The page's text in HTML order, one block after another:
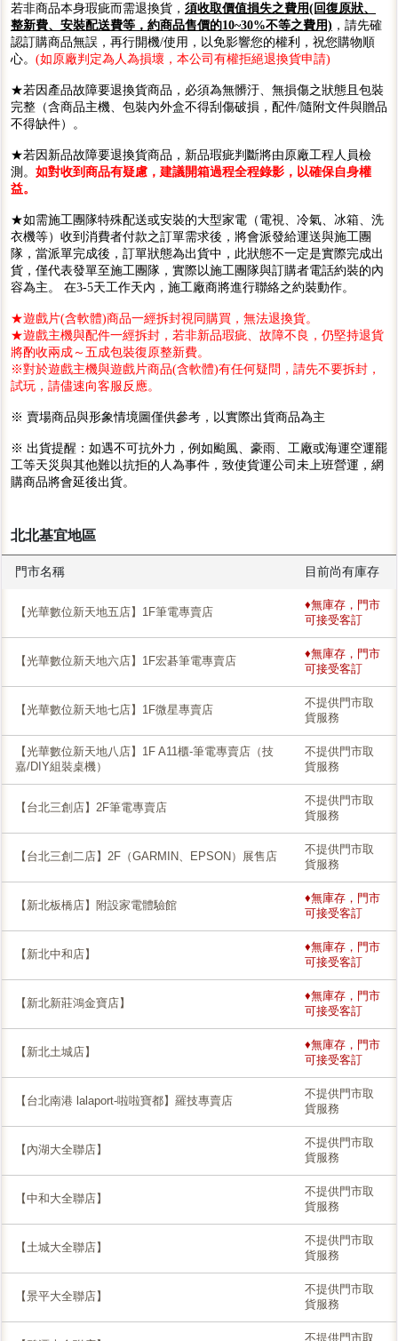
若非商品本身瑕疵而需退換貨， 須收取價值損失之費用(回復原狀、
整新費、安裝配送費等，約商品售價的10~30%不等之費用) ，請先確
認訂購商品無誤，再行開機/使用，以免影響您的權利，祝您購物順
心。 (如原廠判定為人為損壞，本公司有權拒絕退換貨申請)
★若因產品故障要退換貨商品，必須為無髒汙、無損傷之狀態且包裝
完整（含商品主機、包裝內外盒不得刮傷破損，配件/隨附文件與贈品
不得缺件）。
★若因新品故障要退換貨商品，新品瑕疵判斷將由原廠工程人員檢
測。 如對收到商品有疑慮，建議開箱過程全程錄影，以確保自身權
益。
★如需施工團隊特殊配送或安裝的大型家電（電視、冷氣、冰箱、洗
衣機等）收到消費者付款之訂單需求後，將會派發給運送與施工團
隊，當派單完成後，訂單狀態為出貨中，此狀態不一定是實際完成出
貨，僅代表發單至施工團隊，實際以施工團隊與訂購者電話約裝的內
容為主。 在3-5天工作天內，施工廠商將進行聯絡之約裝動作。
★遊戲片(含軟體)商品一經拆封視同購買，無法退換貨。
★遊戲主機與配件一經拆封，若非新品瑕疵、故障不良，仍堅持退貨
將酌收兩成～五成包裝復原整新費。
※對於遊戲主機與遊戲片商品(含軟體)有任何疑問，請先不要拆封，
試玩，請儘速向客服反應。
※ 賣場商品與形象情境圖僅供參考，以實際出貨商品為主
※ 出貨提醒：如遇不可抗外力，例如颱風、豪雨、工廠或海運空運罷
工等天災與其他難以抗拒的人為事件，致使貨運公司未上班營運，網
購商品將會延後出貨。
北北基宜地區
門市名稱 目前尚有庫存
【光華數位新天地五店】1F筆電專賣店
♦無庫存，門市
可接受客訂
【光華數位新天地六店】1F宏碁筆電專賣店
♦無庫存，門市
可接受客訂
【光華數位新天地七店】1F微星專賣店
不提供門市取
貨服務
【光華數位新天地八店】1F A11櫃-筆電專賣店（技
嘉/DIY組裝桌機）
不提供門市取
貨服務
【台北三創店】2F筆電專賣店
不提供門市取
貨服務
【台北三創二店】2F（GARMIN、EPSON）展售店
不提供門市取
貨服務
【新北板橋店】附設家電體驗館
♦無庫存，門市
可接受客訂
【新北中和店】
♦無庫存，門市
可接受客訂
【新北新莊鴻金寶店】
♦無庫存，門市
可接受客訂
【新北土城店】
♦無庫存，門市
可接受客訂
【台北南港 lalaport-啦啦寶都】羅技專賣店
不提供門市取
貨服務
【內湖大全聯店】
不提供門市取
貨服務
【中和大全聯店】
不提供門市取
貨服務
【土城大全聯店】
不提供門市取
貨服務
【景平大全聯店】
不提供門市取
貨服務
不提供門市取